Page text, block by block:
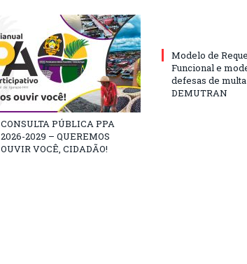
CONSULTA PÚBLICA PPA
2026-2029 – QUEREMOS
OUVIR VOCÊ, CIDADÃO!
Modelo de
Funcional e
defesas de
DEMUTRAN